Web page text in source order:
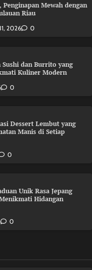
Mewah dengan
Riau
2026 0
dan Burrito yang
Kuliner Modern
0
Dessert Lembut yang
Manis di Setiap
0
Unik Rasa Jepang
Hidangan
0